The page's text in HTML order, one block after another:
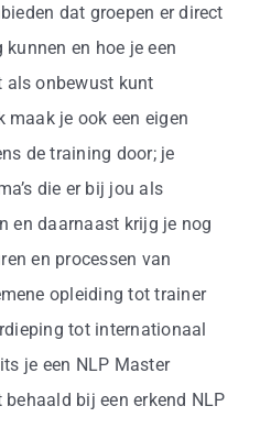
dat groepen er direct
en hoe je een
als onbewust kunt
je ook een eigen
de training door; je
die er bij jou als
en daarnaast krijg je nog
en processen van
opleiding tot trainer
tot internationaal
je een NLP Master
bij een erkend NLP